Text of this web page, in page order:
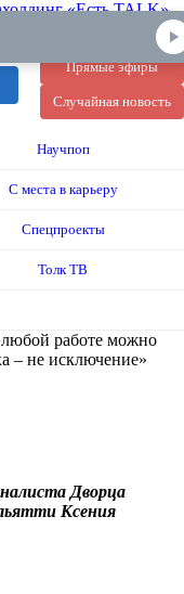
Прямые эфиры
Случайная новость
Научпоп
С места в карьеру
Спецпроекты
Толк ТВ
работе можно
– не исключение»
Дворца
Ксения